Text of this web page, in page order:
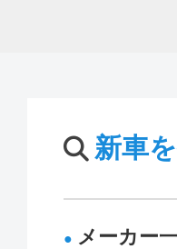
新車
メーカー